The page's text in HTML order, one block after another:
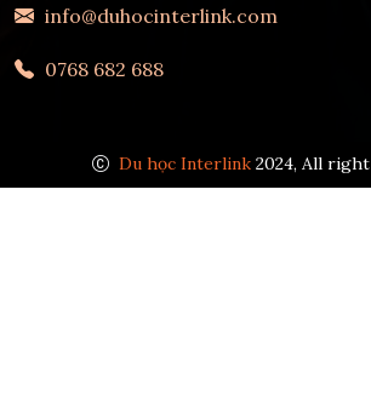
info@duhocinterlink.com
0768 682 688
Du học Interlink 2024, All